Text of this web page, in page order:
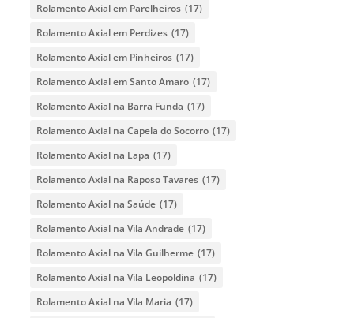
Rolamento Axial em Parelheiros (17)
Rolamento Axial em Perdizes (17)
Rolamento Axial em Pinheiros (17)
Rolamento Axial em Santo Amaro (17)
Rolamento Axial na Barra Funda (17)
Rolamento Axial na Capela do Socorro (17)
Rolamento Axial na Lapa (17)
Rolamento Axial na Raposo Tavares (17)
Rolamento Axial na Saúde (17)
Rolamento Axial na Vila Andrade (17)
Rolamento Axial na Vila Guilherme (17)
Rolamento Axial na Vila Leopoldina (17)
Rolamento Axial na Vila Maria (17)